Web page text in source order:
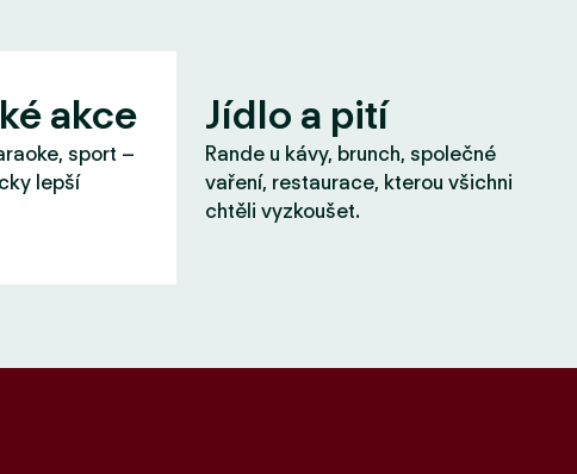
akce
sport –
lepší
Jídlo a pití
Rande u kávy, brunch, společné
vaření, restaurace, kterou všichni
chtěli vyzkoušet.